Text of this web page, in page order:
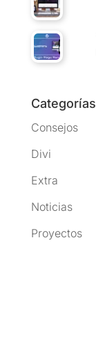
Categorías
Consejos
Divi
Extra
Noticias
Proyectos